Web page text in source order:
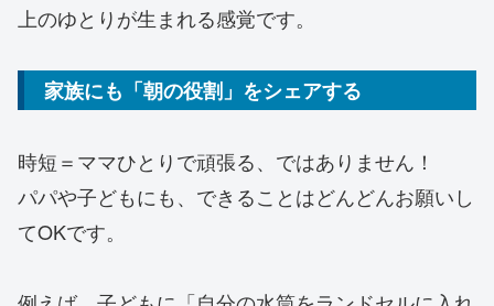
上のゆとりが生まれる感覚です。
家族にも「朝の役割」をシェアする
時短＝ママひとりで頑張る、ではありません！
パパや子どもにも、できることはどんどんお願いし
てOKです。